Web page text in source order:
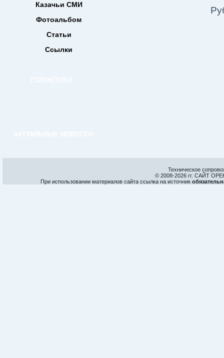
Казачьи СМИ
Фотоальбом
Статьи
Ссылки
Техническое
© 2008-2026 гг. САЙТ
При использовании материалов сайта ссылка на источник